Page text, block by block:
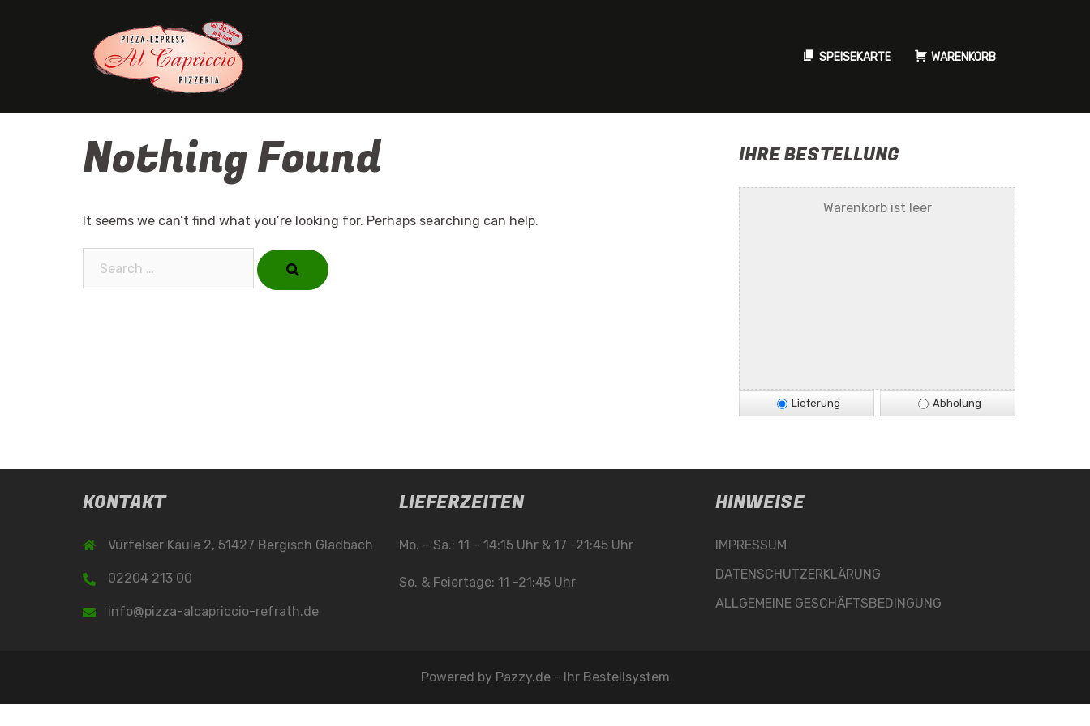
SPEISEKARTE WARENKORB
Nothing Found
It seems we can’t find what you’re looking for. Perhaps searching can help.
IHRE BESTELLUNG
Warenkorb ist leer
Lieferung Abholung
KONTAKT
Vürfelser Kaule 2, 51427 Bergisch Gladbach
02204 213 00
info@pizza-alcapriccio-refrath.de
LIEFERZEITEN
Mo. – Sa.: 11 – 14:15 Uhr & 17 -21:45 Uhr
So. & Feiertage: 11 -21:45 Uhr
HINWEISE
IMPRESSUM
DATENSCHUTZERKLÄRUNG
ALLGEMEINE GESCHÄFTSBEDINGUNG
Powered by Pazzy.de - Ihr Bestellsystem